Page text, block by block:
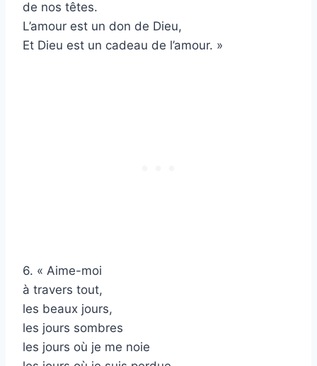
de nos têtes.
L’amour est un don de Dieu,
Et Dieu est un cadeau de l’amour. »
6. « Aime-moi
à travers tout,
les beaux jours,
les jours sombres
les jours où je me noie